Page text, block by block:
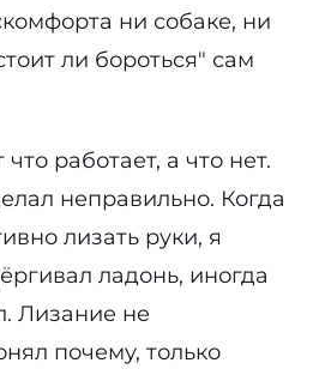
ни собаке, ни
ли бороться" сам
работает, а что нет.
неправильно. Когда
лизать руки, я
ладонь, иногда
Лизание не
почему, только